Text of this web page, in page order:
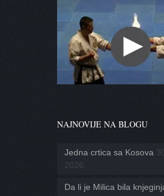
NAJNOVIJE NA BLOGU
Jedna crtica sa Kosova
2026
Da li je Milica bila